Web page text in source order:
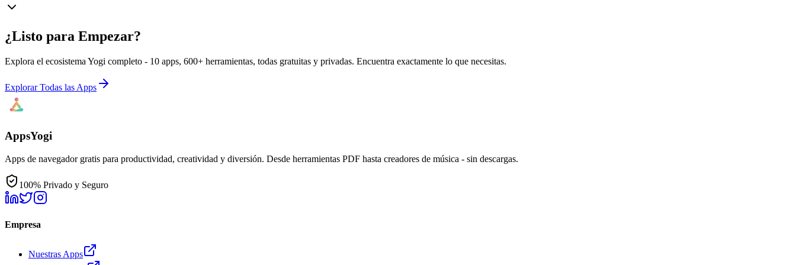
¿Listo para Empezar?
Explora el ecosistema Yogi completo - 10 apps, 600+ herramientas, todas gratuitas y privadas. Encuentra exactamente lo que necesitas.
Explorar Todas las Apps
AppsYogi
Apps de navegador gratis para productividad, creatividad y diversión. Desde herramientas PDF hasta creadores de música - sin descargas.
100% Privado y Seguro
Empresa
Nuestras Apps